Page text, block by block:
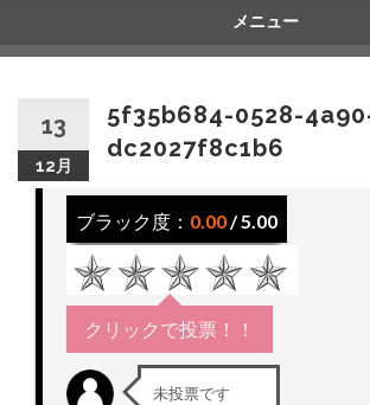
ス
ッ
メニュー
コ
13
12月
5f35b684-0528-
dc2027f8c1b6
ブラック度： 0.00/ 5.00
クリックで投票！！
未投票です